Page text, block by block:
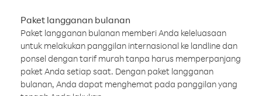
Paket langganan bulanan
Paket langganan bulanan memberi Anda keleluasaan
untuk melakukan panggilan internasional ke landline dan
ponsel dengan tarif murah tanpa harus memperpanjang
paket Anda setiap saat. Dengan paket langganan
bulanan, Anda dapat menghemat pada panggilan yang